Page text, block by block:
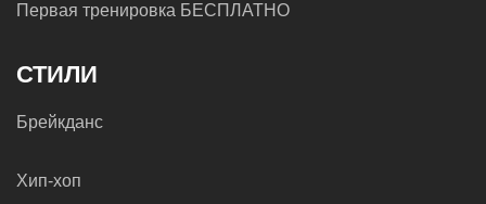
Первая тренировка БЕСПЛАТНО
СТИЛИ
Брейкданс
Хип-хоп